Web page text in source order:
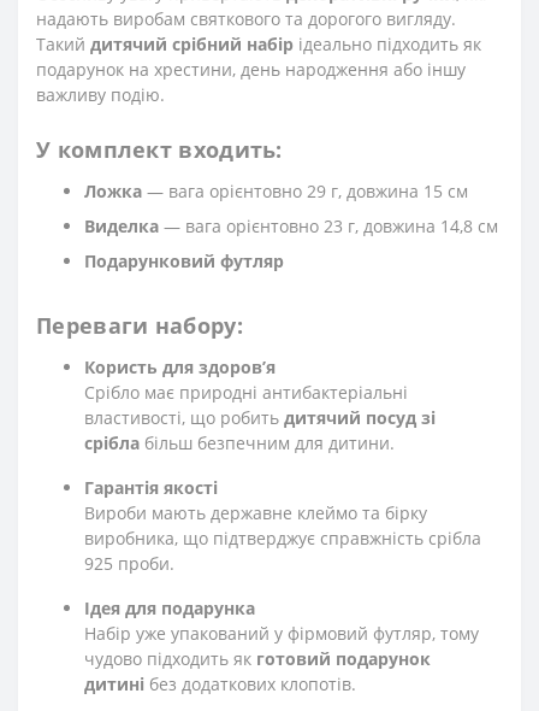
надають виробам святкового та дорогого вигляду.
Такий дитячий срібний набір ідеально підходить як
подарунок на хрестини, день народження або іншу
важливу подію.
У комплект входить:
Ложка — вага орієнтовно 29 г, довжина 15 см
Виделка — вага орієнтовно 23 г, довжина 14,8 см
Подарунковий футляр
Переваги набору:
Користь для здоров’я
Срібло має природні антибактеріальні
властивості, що робить дитячий посуд зі
срібла більш безпечним для дитини.
Гарантія якості
Вироби мають державне клеймо та бірку
виробника, що підтверджує справжність срібла
925 проби.
Ідея для подарунка
Набір уже упакований у фірмовий футляр, тому
чудово підходить як готовий подарунок
дитині без додаткових клопотів.